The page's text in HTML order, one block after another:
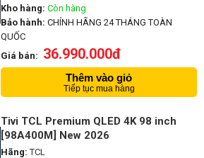
Kho hàng: Còn hàng
Bảo hành: CHÍNH HÃNG 24 THÁNG TOÀN
QUỐC
Giá bán: 36.990.000đ
Thêm vào giỏ
Tiếp tục mua hàng
Tivi TCL Premium QLED 4K 98 inch
[98A400M] New 2026
Hãng: TCL